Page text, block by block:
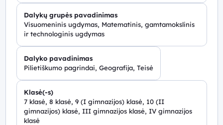
Dalykų grupės pavadinimas
Visuomeninis ugdymas, Matematinis, gamtamokslinis
ir technologinis ugdymas
Dalyko pavadinimas
Pilietiškumo pagrindai, Geografija, Teisė
Klasė(-s)
7 klasė, 8 klasė, 9 (I gimnazijos) klasė, 10 (II
gimnazijos) klasė, III gimnazijos klasė, IV gimnazijos
klasė